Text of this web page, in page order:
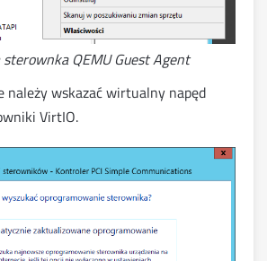
QEMU Guest Agent
należy wskazać wirtualny napęd
VirtIO.